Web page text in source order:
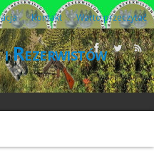
Kontakt Warto przeczytać
Rezerwistów